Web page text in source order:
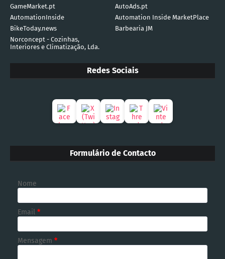
GameMarket.pt
AutoAds.pt
AutomationInside
Automation Inside MarketPlace
BikeToday.news
Barbearia JM
Norconcept - Cozinhas,
Interiores e Climatização, Lda.
Redes Sociais
Formulário de Contacto
Nome
Email *
Mensagem *